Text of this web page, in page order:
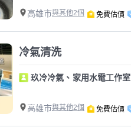
高雄市與其他2個 免費估價
冷氣清洗
玖冷冷氣、家用水電工作室
高雄市與其他2個 免費估價